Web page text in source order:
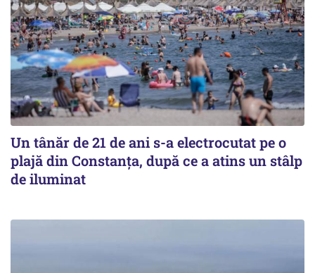
Un tânăr de 21 de ani s-a electrocutat pe o
plajă din Constanța, după ce a atins un stâlp
de iluminat